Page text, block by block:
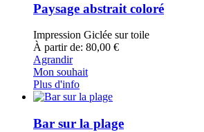
Paysage abstrait coloré
Impression Giclée sur toile
À partir de: 80,00 €
Agrandir
Mon souhait
Plus d'info
Bar sur la plage